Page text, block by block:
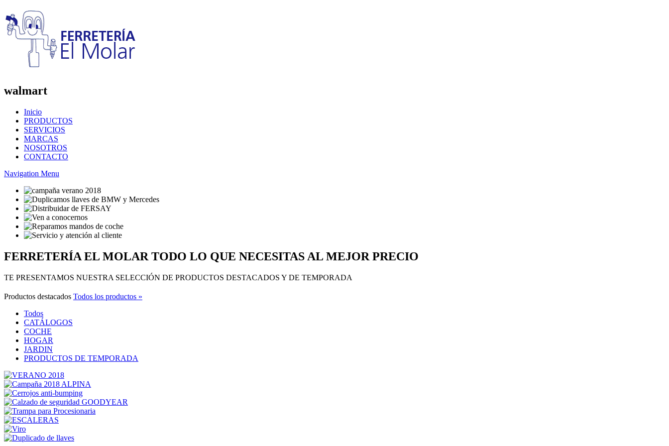
walmart
Inicio
PRODUCTOS
SERVICIOS
MARCAS
NOSOTROS
CONTACTO
Navigation Menu
FERRETERÍA EL MOLAR TODO LO QUE NECESITAS AL MEJOR PRECIO
TE PRESENTAMOS NUESTRA SELECCIÓN DE PRODUCTOS DESTACADOS Y DE TEMPORADA
Productos destacados Todos los productos »
Todos
CATÁLOGOS
COCHE
HOGAR
JARDIN
PRODUCTOS DE TEMPORADA